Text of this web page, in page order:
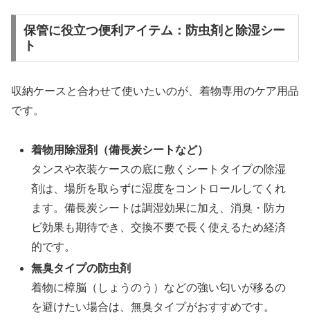
保管に役立つ便利アイテム：防虫剤と除湿シー
ト
収納ケースと合わせて使いたいのが、着物専用のケア用品
です。
着物用除湿剤（備長炭シートなど）
タンスや衣装ケースの底に敷くシートタイプの除湿
剤は、場所を取らずに湿度をコントロールしてくれ
ます。備長炭シートは調湿効果に加え、消臭・防カ
ビ効果も期待でき、交換不要で長く使えるため経済
的です。
無臭タイプの防虫剤
着物に樟脳（しょうのう）などの強い匂いが移るの
を避けたい場合は、無臭タイプがおすすめです。